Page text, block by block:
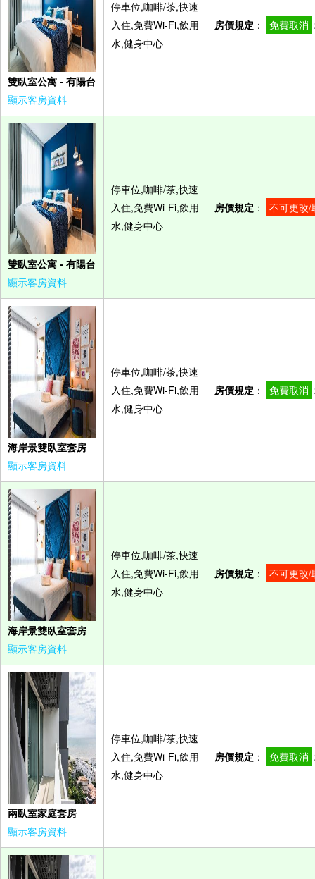
雙臥室公寓 - 有陽台
顯示客房資料
停車位,咖啡/茶,快速
入住,免費Wi-Fi,飲用
水,健身中心
房價規定 ： 免費取消
雙臥室公寓 - 有陽台
顯示客房資料
停車位,咖啡/茶,快速
入住,免費Wi-Fi,飲用
水,健身中心
房價規定 ： 不可更改/
海岸景雙臥室套房
顯示客房資料
停車位,咖啡/茶,快速
入住,免費Wi-Fi,飲用
水,健身中心
房價規定 ： 免費取消
海岸景雙臥室套房
顯示客房資料
停車位,咖啡/茶,快速
入住,免費Wi-Fi,飲用
水,健身中心
房價規定 ： 不可更改/
兩臥室家庭套房
顯示客房資料
停車位,咖啡/茶,快速
入住,免費Wi-Fi,飲用
水,健身中心
房價規定 ： 免費取消